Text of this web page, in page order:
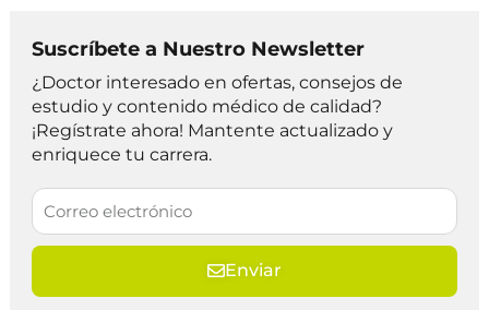
Suscríbete a Nuestro Newsletter
¿Doctor interesado en ofertas, consejos de
estudio y contenido médico de calidad?
¡Regístrate ahora! Mantente actualizado y
enriquece tu carrera.
Enviar